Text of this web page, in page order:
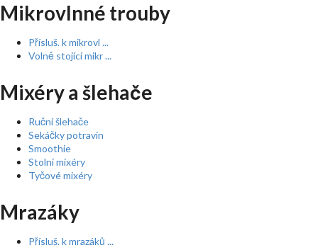
Mikrovlnné trouby
Přísluš. k mikrovl ...
Volně stojící mikr ...
Mixéry a šlehače
Ruční šlehače
Sekáčky potravin
Smoothie
Stolní mixéry
Tyčové mixéry
Mrazáky
Přísluš. k mrazáků ...